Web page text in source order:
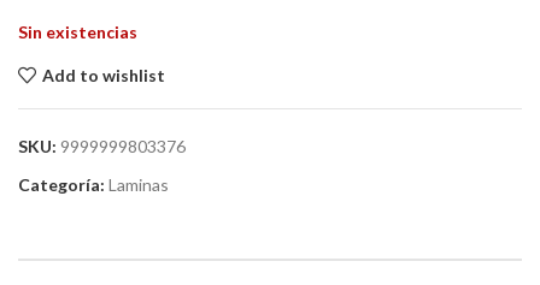
Sin existencias
Add to wishlist
SKU: 9999999803376
Categoría: Laminas